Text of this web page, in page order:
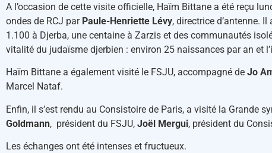
A l’occasion de cette visite officielle, Haïm Bittane a été reçu
ondes de RCJ par Paule-Henriette Lévy, directrice d’antenne.
1.100 à Djerba, une centaine à Zarzis et des communautés
vitalité du judaïsme djerbien : environ 25 naissances par an et
Haïm Bittane a également visité le FSJU, accompagné de Jo
Marcel Nataf.
Enfin, il s’est rendu au Consistoire de Paris, a visité la Grande
Goldmann, président du FSJU, Joël Mergui, président du
Les échanges ont été intenses et fructueux.